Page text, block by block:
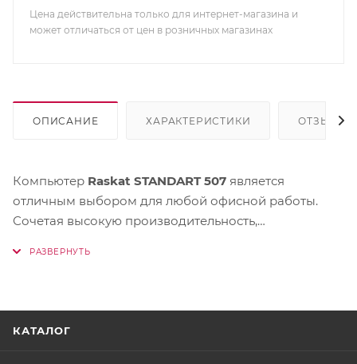
Цена действительна только для интернет-магазина и
может отличаться от цен в розничных магазинах
ОПИСАНИЕ ХАРАКТЕРИСТИКИ ОТЗЫВЫ
Компьютер Raskat STANDART 507 является
отличным выбором для любой офисной работы.
Сочетая высокую производительность,
КАТАЛОГ